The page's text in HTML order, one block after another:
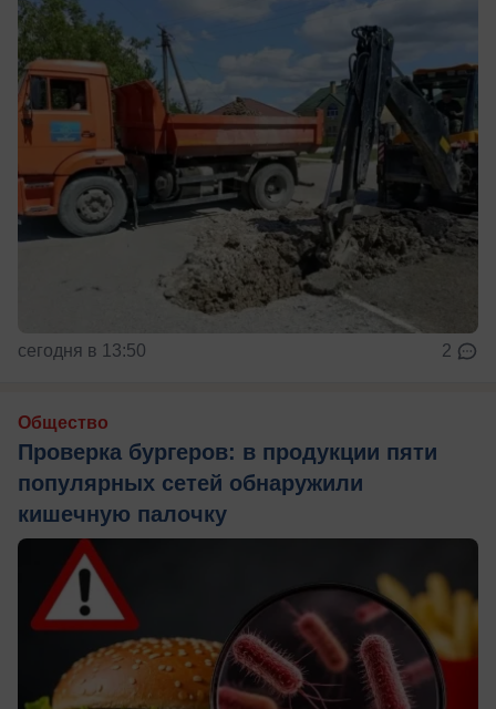
сегодня в 13:50 2
Общество
Проверка бургеров: в продукции пяти
популярных сетей обнаружили
кишечную палочку